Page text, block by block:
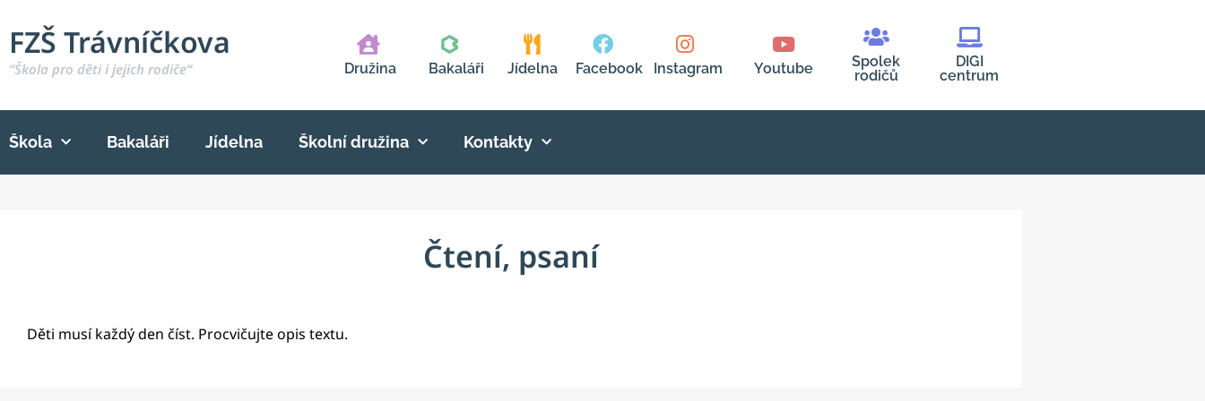
FZŠ Trávníčkova
“Škola pro děti i jejich rodiče“ Družina Bakaláři Jídelna Facebook Instagram Youtube
Spolek
rodičů
DIGI
centrum
Škola Bakaláři Jídelna Školní družina Kontakty
Čtení, psaní
Děti musí každý den číst. Procvičujte opis textu.